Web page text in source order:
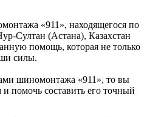
«911», находящегося по
Султан (Астана), Казахстан
помощь, которая не только
силы.
шиномонтажа «911», то вы
помочь составить его точный